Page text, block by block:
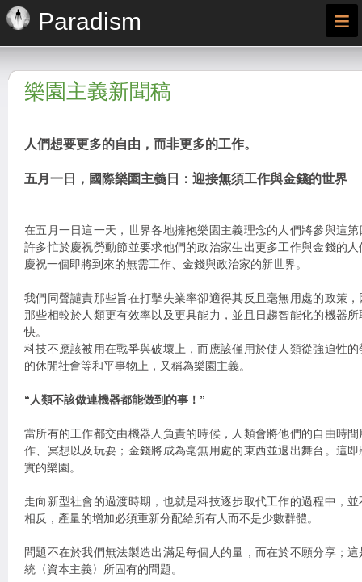
Paradism ≡
樂園主義新聞稿
人們想要更多的自由，而非更多的工作。
五月一日，國際樂園主義日：迎接無須工作與金錢的世界
在五月一日這一天，世界各地擁抱樂園主義理念的人們將參與這
許多忙於慶祝勞動節並要求他們的政治家生出更多工作與金錢的
慶祝一個即將到來的無需工作、金錢與政治家的新世界。
我們同聲譴責那些旨在打擊失業率卻適得其反且毫無用處的政策
那些相較於人類更有效率以及更具能力，並且日趨智能化的機器
快。
科技不應該被用在戰爭與破壞上，而應該僅用於使人類從強迫性
的休閒社會等和平事物上，又稱為樂園主義。
“人類不該做連機器都能做到的事！”
當所有的工作都交由機器人負責的時候，人類會將他們的自由時
作、冥想以及玩耍；金錢將成為毫無用處的東西並退出舞台。這
實的樂園。
走向新型社會的過渡時期，也就是科技逐步取代工作的過程中，
相反，產量的增加必須重新分配給所有人而不是少數群體。
問題不在於我們無法製造出滿足每個人的量，而在於不願分享；
統〈資本主義〉所固有的問題。